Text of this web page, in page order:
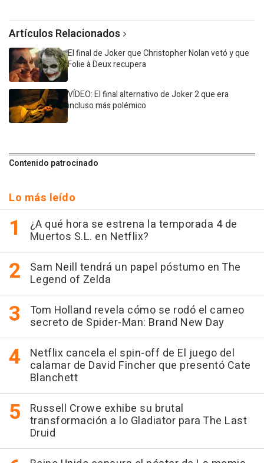
Artículos Relacionados
El final de Joker que Christopher Nolan vetó y que
Folie à Deux recupera
VÍDEO: El final alternativo de Joker 2 que era
incluso más polémico
Contenido patrocinado
Lo más leído
¿A qué hora se estrena la temporada 4 de
Muertos S.L. en Netflix?
Sam Neill tendrá un papel póstumo en The
Legend of Zelda
Tom Holland revela cómo se rodó el cameo
secreto de Spider-Man: Brand New Day
Netflix cancela el spin-off de El juego del
calamar de David Fincher que presentó Cate
Blanchett
Russell Crowe exhibe su brutal
transformación a lo Gladiator para The Last
Druid